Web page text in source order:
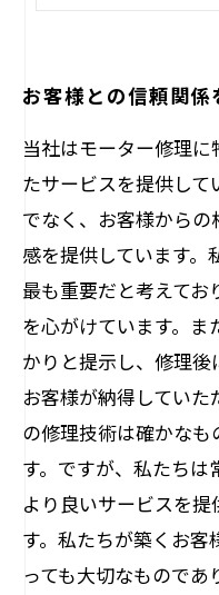
お客様との信頼関係
当社はモーター修理
たサービスを提供し
でなく、お客様から
感を提供しています
最も重要だと考えて
を心がけています。
かりと提示し、修理後
お客様が納得してい
の修理技術は確かなも
す。ですが、私たち
より良いサービスを
す。私たちが築くお
っても大切なもので